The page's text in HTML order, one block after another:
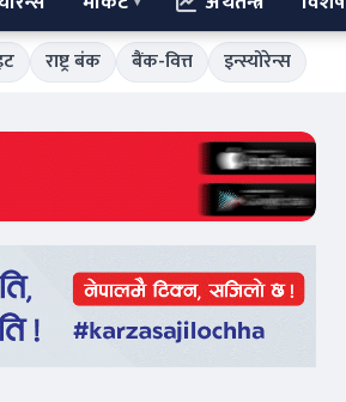
राष्ट्र बंक बैंक-वित्त इन्स्योरेन्स